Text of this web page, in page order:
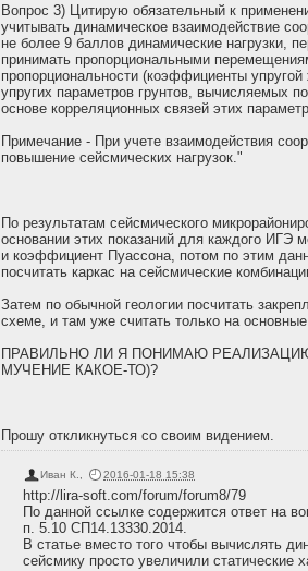
Вопрос 3) Цитирую обязательный к
учитывать динамическое взаимодействие
не более 9 баллов динамические нагрузки,
принимать пропорциональными
пропорциональности (коэффициенты
упругих параметров грунтов, вычисляемых
основе корреляционных связей этих
Примечание - При учете взаимодействия
повышение сейсмических нагрузок."
По результатам сейсмического
основании этих показаний для каждого ИГЭ
и коэффициент Пуассона, потом по этим
посчитать каркас на сейсмические
Затем по обычной геологии посчитать
схеме, и там уже считать только на основные
ПРАВИЛЬНО ЛИ Я ПОНИМАЮ РЕАЛИЗАЦИЮ
МУЧЕНИЕ КАКОЕ-ТО)?
Прошу откликнуться со своим видением.
Иван К. 2016-01-18 15:38
http://lira-soft.com/forum/forum8/79
По данной ссылке содержится ответ на
п. 5.10 СП14.13330.2014.
В статье вместо того чтобы вычислять
сейсмику просто увеличили статические